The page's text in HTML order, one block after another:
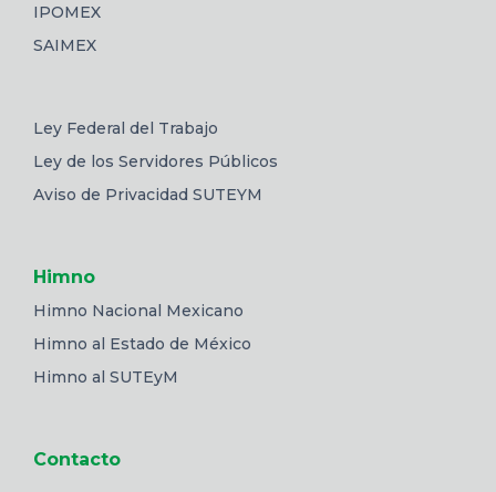
IPOMEX
SAIMEX
Ley Federal del Trabajo
Ley de los Servidores Públicos
Aviso de Privacidad SUTEYM
Himno
Himno Nacional Mexicano
Himno al Estado de México
Himno al SUTEyM
Contacto